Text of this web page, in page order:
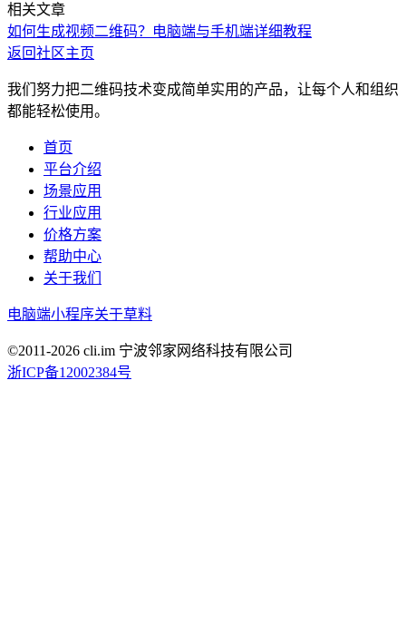
相关文章
如何生成视频二维码？电脑端与手机端详细教程
返回社区主页
我们努力把二维码技术变成简单实用的产品，让每个人和组织
都能轻松使用。
首页
平台介绍
场景应用
行业应用
价格方案
帮助中心
关于我们
电脑端小程序关于草料
©2011-2026 cli.im 宁波邻家网络科技有限公司
浙ICP备12002384号